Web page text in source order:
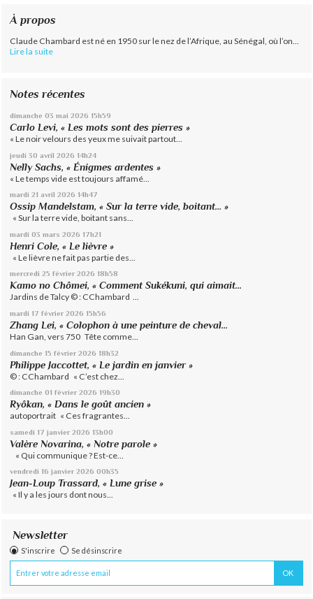
À propos
Claude Chambard est né en 1950 sur le nez de l’Afrique, au Sénégal, où l’on...
Lire la suite
Notes récentes
dimanche 03 mai 2026 15h59
Carlo Levi, « Les mots sont des pierres »
« Le noir velours des yeux me suivait partout...
jeudi 30 avril 2026 14h24
Nelly Sachs, « Énigmes ardentes »
« Le temps vide est toujours affamé...
mardi 21 avril 2026 14h47
Ossip Mandelstam, « Sur la terre vide, boitant… »
« Sur la terre vide, boitant sans...
mardi 03 mars 2026 17h21
Henri Cole, « Le lièvre »
« Le lièvre ne fait pas partie des...
mercredi 25 février 2026 18h58
Kamo no Chômei, « Comment Sukékuni, qui aimait...
Jardins de Talcy © : CChambard ...
mardi 17 février 2026 15h56
Zhang Lei, « Colophon à une peinture de cheval...
Han Gan, vers 750 Tête comme...
dimanche 15 février 2026 18h32
Philippe Jaccottet, « Le jardin en janvier »
© : CChambard « C’est chez...
dimanche 01 février 2026 19h30
Ryôkan, « Dans le goût ancien »
autoportrait « Ces fragrantes...
samedi 17 janvier 2026 13h00
Valère Novarina, « Notre parole »
« Qui communique ? Est-ce...
vendredi 16 janvier 2026 00h35
Jean-Loup Trassard, « Lune grise »
« Il y a les jours dont nous...
Newsletter
S'inscrire Se désinscrire